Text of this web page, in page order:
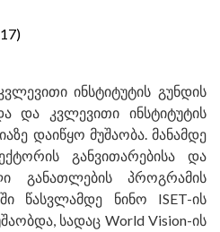
ინსტიტუტის გუნდის
და კვლევითი ინსტიტუტის
დაიწყო მუშაობა. მანამდე
განვითარებისა და
განათლების პროგრამის
წასვლამდე ნინო ISET-ის
სადაც World Vision-ის